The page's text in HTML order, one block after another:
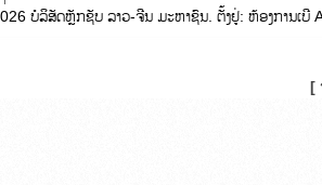
ບໍລິສັດຫຼັກຊັບ ລາວ-ຈີນ ມະຫາຊົນ. ຕັ້ງຢູ່:​ ຫ້ອງການເບີ
[